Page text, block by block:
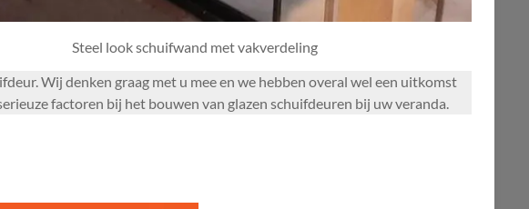
Steel look schuifwand met vakverdeling
Wij denken graag met u mee en we hebben overal wel een uitkomst
factoren bij het bouwen van glazen schuifdeuren bij uw veranda.